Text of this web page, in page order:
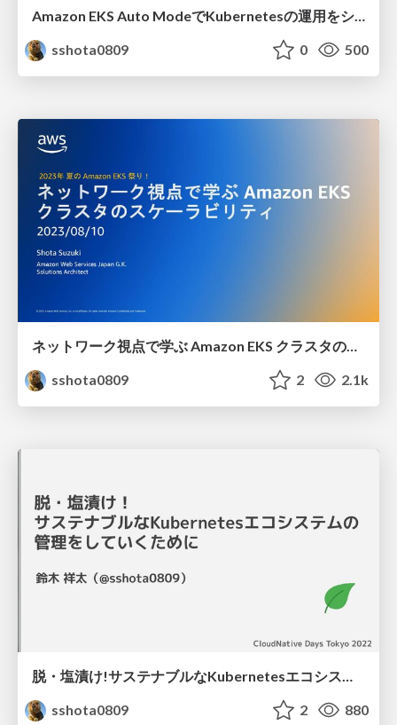
sshota0809
0 500
ネットワーク視点で学ぶ Amazon EKS クラスタのスケーラビリティ
sshota0809
2 2.1k
脱・塩漬け!サステナブルなKubernetesエコシステムの管理をしていくために
sshota0809
2 880